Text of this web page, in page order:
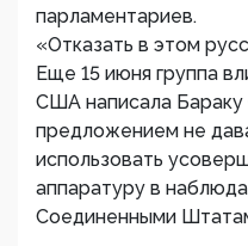
парламентариев.
«Отказать в этом
Еще 15 июня группа
США написала
предложением не
использовать
аппаратуру в
Соединенными